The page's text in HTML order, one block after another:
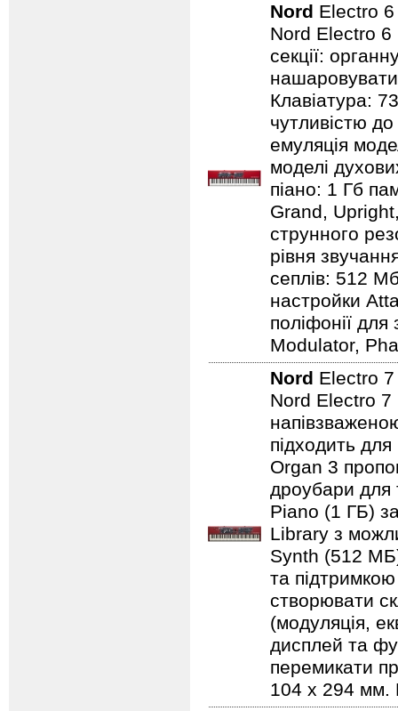
Nord Electro
Nord Electro 6
секції:
нашаровувати
Клавіатура:
чутливістю
емуляція
моделі
піано: 1 Гб
Grand,
струнного
рівня
сеплів: 512
настройки
поліфонії
Modulator,
Nord Electro
Nord Electro 7
підходить
Organ 3
дроубари для
Piano (1 ГБ)
Library з
Synth (512
та
створювати
(модуляція,
дисплей та
перемикати
104 x 294 мм.